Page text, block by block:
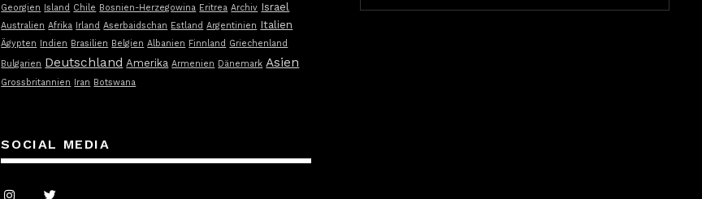
Georgien Island Chile Bosnien-Herzegowina Eritrea Archiv Israel
Australien Afrika Irland Aserbaidschan Estland Argentinien Italien
Ägypten Indien Brasilien Belgien Albanien Finnland Griechenland
Bulgarien Deutschland Amerika Armenien Dänemark Asien
Grossbritannien Iran Botswana
SOCIAL MEDIA